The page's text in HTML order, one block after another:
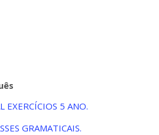
EXERCÍCIOS 5 ANO.
GRAMATICAIS.